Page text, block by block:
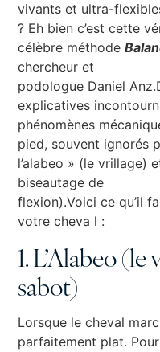
vivants et ultra-
? Eh bien c’est cette
célèbre méthode
chercheur et
podologue Daniel
explicatives
phénomènes
pied, souvent ignorés
l’alabeo » (le vrillage)
biseautage de
flexion).Voici ce qu’il
votre cheva l :
1. L’Alabeo
sabot)
Lorsque le cheval
parfaitement plat.